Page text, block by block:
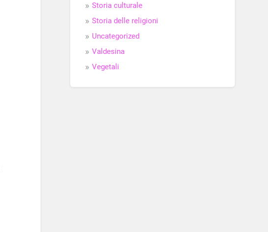
Storia culturale
Storia delle religioni
Uncategorized
Valdesina
Vegetali